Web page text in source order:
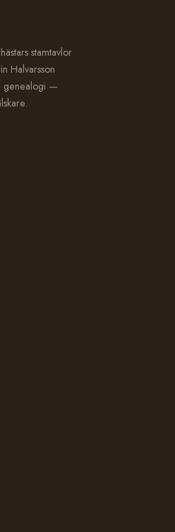
stamtavlor
Halvarsson
genealogi —